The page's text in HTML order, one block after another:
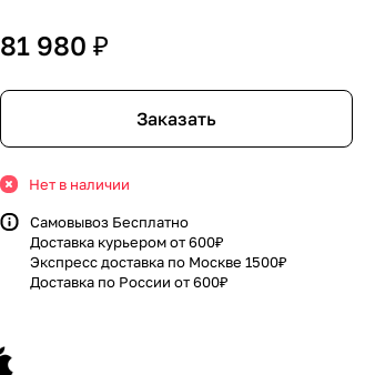
81 980 ₽
Заказать
Нет в наличии
Самовывоз Бесплатно
Доставка курьером от 600₽
Экспресс доставка по Москве 1500₽
Доставка по России от 600₽